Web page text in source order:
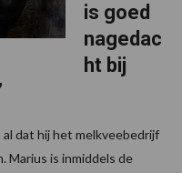
is goed
nagedac
ht bij
al dat hij het melkveebedrijf
Marius is inmiddels de